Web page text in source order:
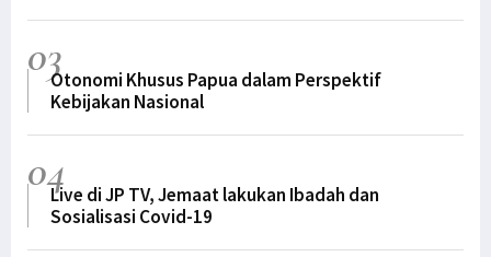
03Otonomi Khusus Papua dalam Perspektif
Kebijakan Nasional
04Live di JP TV, Jemaat lakukan Ibadah dan
Sosialisasi Covid-19